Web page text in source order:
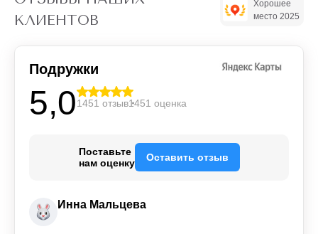
КЛИЕНТОВ
Хорошее
место 2025
Подружки
5,01451 отзыв1451 оценка
Поставьте
нам оценку
Оставить отзыв
Инна Мальцева